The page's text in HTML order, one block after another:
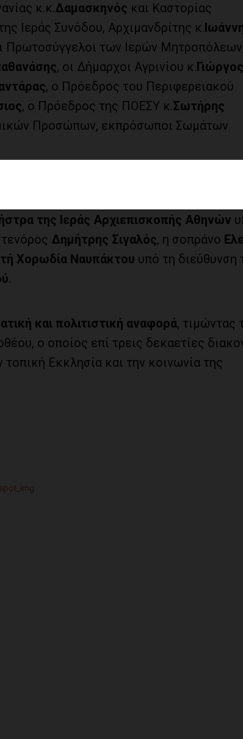
κ.κ.Δαμασκηνός και Καστορίας
Ιεράς Συνόδου, Αρχιμανδρίτης κ.
Πρωτοσύγγελοι των Ιερών
, οι Δήμαρχοι Αγρινίου κ.Γιώργος
, ο Πρόεδρος του Περιφερειακού
, ο Πρόεδρος της ΠΟΕΣΥ κ.Σωτήρης
Προσώπων, εκπρόσωποι Σωμάτων
«Ελλήνων μουσικές μες τους
η οποία προσέφερε ένα μοναδικό
της Ιεράς Αρχιεπισκοπής Αθηνών
Δημήτρης Σιγαλός, η σοπράνο
Χορωδία Ναυπάκτου υπό τη διεύθυνση
.
και πολιτιστική αναφορά, τιμώντας
ο οποίος επί τρεις δεκαετίες
Εκκλησία και την κοινωνία της